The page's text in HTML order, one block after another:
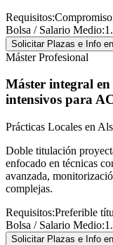
Requisitos:
Bolsa / Salario Medio:
Solicitar Plazas e Info
Máster Profesional
Máster integral
intensivos para
Prácticas Locales en
Doble titulación
enfocado en técnicas
avanzada,
complejas.
Requisitos:Preferible
Bolsa / Salario Medio:
Solicitar Plazas e Info